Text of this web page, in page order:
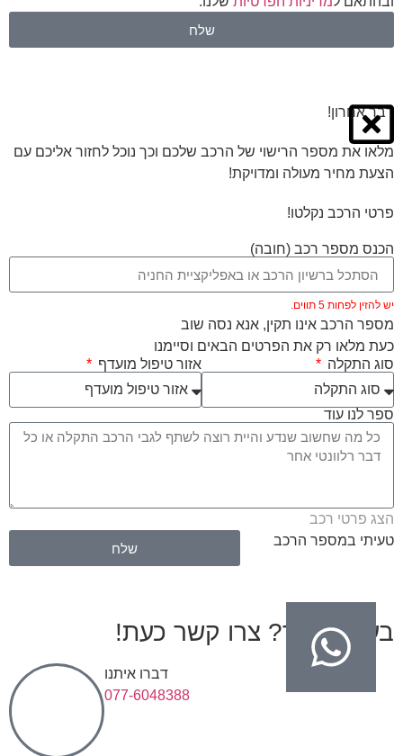
שלח
דבר אחרון!
מלאו את מספר הרישוי של הרכב שלכם וכך נוכל לחזור אליכם עם
הצעת מחיר מעולה ומדויקת!
פרטי הרכב נקלטו!
הכנס מספר רכב (חובה)
יש להזין לפחות 5 תווים.
מספר הרכב אינו תקין, אנא נסה שוב
כעת מלאו רק את הפרטים הבאים וסיימנו
סוג התקלה
אזור טיפול מועדף
ספר לנו עוד
הצג פרטי רכב
טעיתי במספר הרכב
שלח
בעיות בגיר? צרו קשר כעת!
דברו איתנו
077-6048388